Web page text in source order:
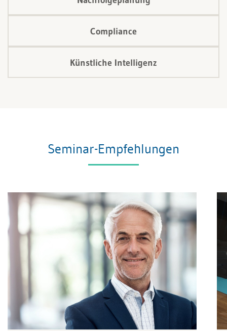
Compliance
Künstliche Intelligenz
Seminar-Empfehlungen